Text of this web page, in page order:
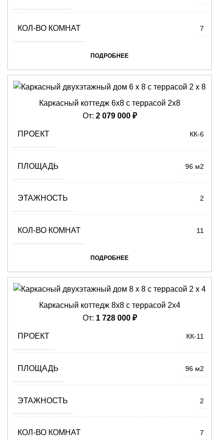
КОЛ-ВО КОМНАТ 7
ПОДРОБНЕЕ
Каркасный коттедж 6х8 с террасой 2х8
От: 2 079 000 ₽
ПРОЕКТ КК-6
ПЛОЩАДЬ 96 м2
ЭТАЖНОСТЬ 2
КОЛ-ВО КОМНАТ 11
ПОДРОБНЕЕ
Каркасный коттедж 8х8 с террасой 2х4
От: 1 728 000 ₽
ПРОЕКТ КК-11
ПЛОЩАДЬ 96 м2
ЭТАЖНОСТЬ 2
КОЛ-ВО КОМНАТ 7